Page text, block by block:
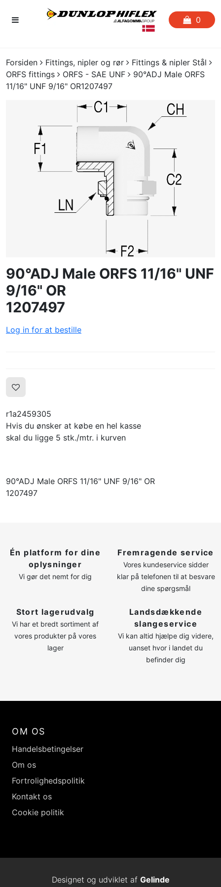
0
FORSIDEN
FAVORITLISTE
SLANGESERVICE
KATALOGER
CERTIFIKATER
UDGÅENDE VARER
Forsiden Fittings, nipler og rør
Fittings & nipler Stål
ORFS fittings
ORFS - SAE UNF
90°ADJ Male ORFS
11/16" UNF 9/16" OR1207497
90°ADJ Male ORFS 11/16" UNF
9/16" OR
1207497
Log in for at bestille
r1a2459305
Hvis du ønsker at købe en hel kasse
skal du ligge 5 stk./mtr. i kurven
90°ADJ Male ORFS 11/16" UNF 9/16" OR
1207497
Én platform for dine
oplysninger
Vi gør det nemt for dig
Fremragende service
Vores kundeservice sidder
klar på telefonen til at besvare
dine spørgsmål
Stort lagerudvalg
Vi har et bredt sortiment af
vores produkter på vores
lager
Landsdækkende
slangeservice
Vi kan altid hjælpe dig videre,
uanset hvor i landet du
befinder dig
OM OS
Handelsbetingelser
Om os
Fortrolighedspolitik
Kontakt os
Cookie politik
Designet og udviklet af Gelinde